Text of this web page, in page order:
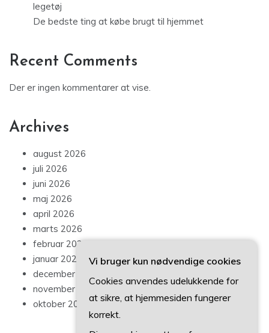
legetøj
De bedste ting at købe brugt til hjemmet
Recent Comments
Der er ingen kommentarer at vise.
Archives
august 2026
juli 2026
juni 2026
maj 2026
april 2026
marts 2026
februar 2026
januar 2026
december 2025
november 2025
oktober 2025
Vi bruger kun nødvendige cookies
Cookies anvendes udelukkende for
at sikre, at hjemmesiden fungerer
korrekt.